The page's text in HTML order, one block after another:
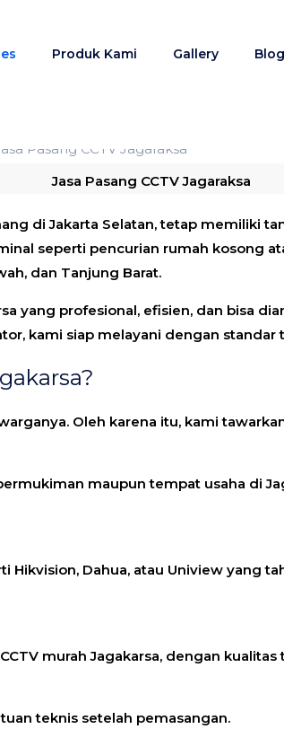
Produk Kami Gallery Blog
CCTV Jagaraksa
di Jakarta Selatan, tetap memiliki
seperti pencurian rumah kosong
dan Tanjung Barat.
yang profesional, efisien, dan bisa
kami siap melayani dengan
Oleh karena itu, kami
maupun tempat usaha di
Dahua, atau Uniview yang
murah Jagakarsa, dengan kualitas
teknis setelah pemasangan.